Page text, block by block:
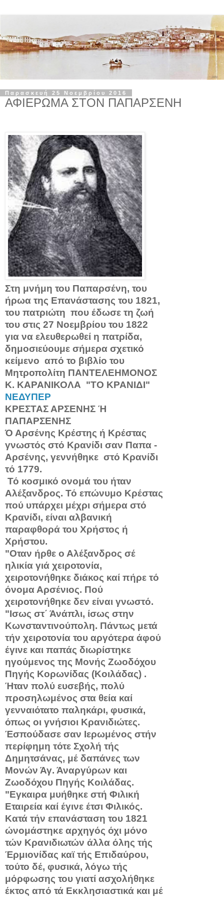
Παρασκευή 25 Νοεμβρίου 2016
ΑΦΙΕΡΩΜΑ ΣΤΟΝ ΠΑΠΑΡΣΕΝΗ
Στη μνήμη του Παπαρσένη, του
ήρωα της Επανάστασης του 1821,
του πατριώτη που έδωσε τη ζωή
του στις 27 Νοεμβρίου του 1822
για να ελευθερωθεί η πατρίδα,
δημοσιεύουμε σήμερα σχετικό
κείμενο από το βιβλίο του
Μητροπολίτη ΠΑΝΤΕΛΕΗΜΟΝΟΣ
Κ. ΚΑΡΑΝΙΚΟΛΑ "ΤΟ ΚΡΑΝΙΔΙ"
ΝΕΔΥΠΕΡ
ΚΡΕΣΤΑΣ ΑΡΣΕΝΗΣ Ή
ΠΑΠΑΡΣΕΝΗΣ
Ό Αρσένης Κρέστης ή Κρέστας
γνωστός στό Κρανίδι σαν Παπα -
Αρσένης, γεννήθηκε στό Κρανίδι
τό 1779.
Τό κοσμικό ονομά του ήταν
Αλέξανδρος. Τό επώνυμο Κρέστας
πού υπάρχει μέχρι σήμερα στό
Κρανίδι, είναι αλβανική
παραφθορά του Χρή­στος ή
Χρήστου.
"Οταν ήρθε ο Αλέξανδρος σέ
ηλικία γιά χει­ροτονία,
χειροτονήθηκε διάκος καί πήρε τό
όνομα Αρσένιος. Πού
χειροτονήθηκε δεν είναι γνωστό.
"Ισως στ΄ Άνάπλι, ίσως στην
Κωνσταντινούπολη. Πάντως μετά
τήν χειροτονία του αργότερα άφού
έγινε και παπάς διωρίστηκε
ηγούμενος της Μονής Ζωοδό­χου
Πηγής Κορωνίδας (Κοιλάδας) .
Ήταν πολύ ευσεβής, πολύ
προσηλωμένος στα θεία καί
γενναιότατο παληκάρι, φυσικά,
όπως οι γνήσιοι Κρανιδιώτες.
Έσπούδασε σαν Ιερωμένος στήν
περίφημη τότε Σχολή τής
Δημητσάνας, μέ δαπάνες των
Μονών Άγ. Άναργύρων και
Ζωοδόχου Πηγής Κοιλάδας.
"Εγκαιρα μυήθηκε στή Φιλική
Εταιρεία καί έγινε έτσι Φιλικός.
Κατά τήν επανά­σταση του 1821
ώνομάστηκε αρχηγός όχι μόνο
τών Κρανιδιωτών άλλα όλης τής
Έρμιονίδας καϊ τής Επιδαύρου,
τούτο δέ, φυσικά, λόγω τής
μόρφωσης του γιατί ασχολήθηκε
έκτος από τά Εκκλη­σιαστικά και μέ